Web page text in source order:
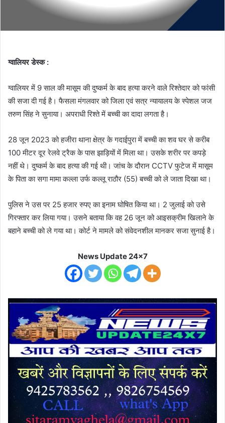
ग्वालियर डेस्क :
ग्वालियर में 9 साल की मासूम की दुष्कर्म के बाद हत्या करने वाले रिश्तेदार को फांसी
की सजा दी गई है। फैसला मंगलवार को जिला एवं सत्र न्यायालय के स्पेशल जज
तरुण सिंह ने सुनाया। अपराधी रिश्ते में बच्ची का दादा लगता है।
28 जून 2023 को हजीरा थाना क्षेत्र के गदाईपुरा में बच्ची का शव घर से करीब
100 मीटर दूर रेलवे ट्रैक के पास झाड़ियों में मिला था। उसके शरीर पर कपड़े
नहीं थे। दुष्कर्म के बाद हत्या की गई थी। जांच के दौरान CCTV फुटेज में मासूम
के पिता का सगा मामा कल्ला उर्फ कल्लू राठौर (55) बच्ची को ले जाता दिखा था।
पुलिस ने उस पर 25 हजार रुपए का इनाम घोषित किया था। 2 जुलाई को उसे
गिरफ्तार कर लिया गया। उसने बताया कि वह 26 जून को आइसक्रीम खिलाने के
बहाने बच्ची को ले गया था। कोर्ट ने मामले को संवेदनशील मानकर सजा सुनाई है।
News Update 24x7